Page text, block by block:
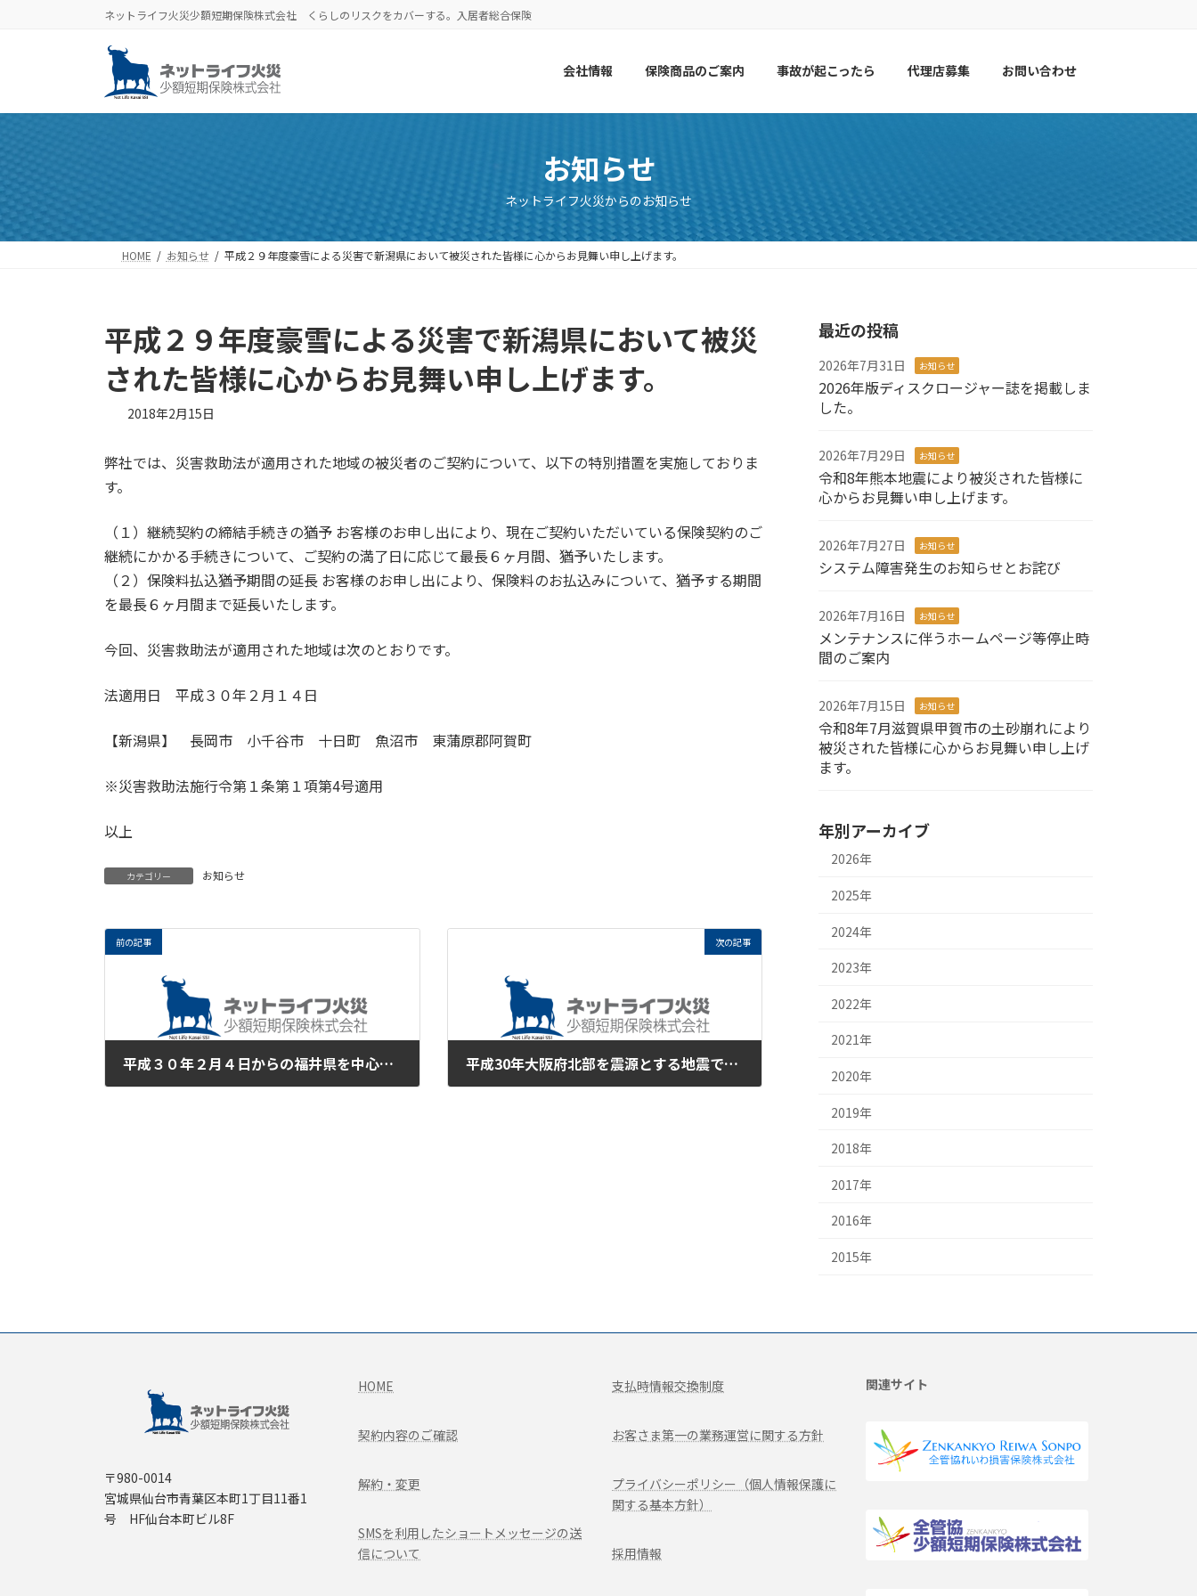
へ
キ
ッ
プ
ョ
に
移
動
ネットライフ火災少額短期保険株式会社 くらしのリスクをカバーする。入居者総合保険
会社情報 保険商品のご案内 事故が起こったら 代理店募集 お問い合わせ
お知らせ
ネットライフ火災からのお知らせ
HOME お知らせ 平成２９年度豪雪による災害で新潟県において被災された皆様に心からお見舞い申し上げます。
平成２９年度豪雪による災害で新潟県において被災
された皆様に心からお見舞い申し上げます。
2018年2月15日
弊社では、災害救助法が適用された地域の被災者のご契約について、以下の特別措置を実施しておりま
す。
（１）継続契約の締結手続きの猶予 お客様のお申し出により、現在ご契約いただいている保険契約のご
継続にかかる手続きについて、ご契約の満了日に応じて最長６ヶ月間、猶予いたします。
（２）保険料払込猶予期間の延長 お客様のお申し出により、保険料のお払込みについて、猶予する期間
を最長６ヶ月間まで延長いたします。
今回、災害救助法が適用された地域は次のとおりです。
法適用日 平成３０年２月１４日
【新潟県】 長岡市 小千谷市 十日町 魚沼市 東蒲原郡阿賀町
※災害救助法施行令第１条第１項第4号適用
以上
カテゴリー お知らせ
前の記事
平成３０年２月４日からの福井県を中心とした大雪による災害で被災された皆様に心からお見舞い申し上げます。
次の記事
平成30年大阪府北部を震源とする地震で被災された皆様に心からお見舞い申し上げます。
最近の投稿
2026年7月31日 お知らせ
2026年版ディスクロージャー誌を掲載しま
した。
2026年7月29日 お知らせ
令和8年熊本地震により被災された皆様に
心からお見舞い申し上げます。
2026年7月27日 お知らせ
システム障害発生のお知らせとお詫び
2026年7月16日 お知らせ
メンテナンスに伴うホームページ等停止時
間のご案内
2026年7月15日 お知らせ
令和8年7月滋賀県甲賀市の土砂崩れにより
被災された皆様に心からお見舞い申し上げ
ます。
年別アーカイブ
2026年
2025年
2024年
2023年
2022年
2021年
2020年
2019年
2018年
2017年
2016年
2015年
〒980-0014
宮城県仙台市青葉区本町1丁目11番1
号 HF仙台本町ビル8F
HOME
契約内容のご確認
解約・変更
SMSを利用したショートメッセージの送
信について
支払時情報交換制度
お客さま第一の業務運営に関する方針
プライバシーポリシー（個人情報保護に
関する基本方針）
採用情報
関連サイト